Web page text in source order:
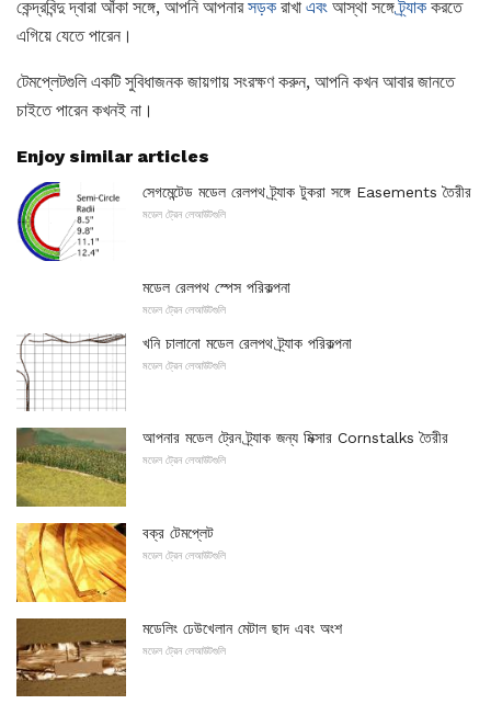
কেন্দ্রবিন্দু দ্বারা আঁকা সঙ্গে, আপনি আপনারসড়ক রাখা এবং আস্থা সঙ্গেট্র্যাক করতে
এগিয়ে যেতে পারেন।
টেমপ্লেটগুলি একটি সুবিধাজনক জায়গায় সংরক্ষণ করুন, আপনি কখন আবার জানতে
চাইতে পারেন কখনই না।
Enjoy similar articles
সেগমেন্টেড মডেল রেলপথ ট্র্যাক টুকরা সঙ্গে Easements তৈরীর
মডেল ট্রেন লেআউটগুলি
মডেল রেলপথ স্পেস পরিকল্পনা
মডেল ট্রেন লেআউটগুলি
খনি চালানো মডেল রেলপথ ট্র্যাক পরিকল্পনা
মডেল ট্রেন লেআউটগুলি
আপনার মডেল ট্রেন ট্র্যাক জন্য মিক্সার Cornstalks তৈরীর
মডেল ট্রেন লেআউটগুলি
বক্র টেমপ্লেট
মডেল ট্রেন লেআউটগুলি
মডেলিং ঢেউখেলান মেটাল ছাদ এবং অংশ
মডেল ট্রেন লেআউটগুলি